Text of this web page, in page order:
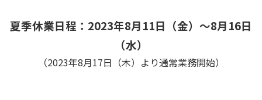
夏季休業日程：2023年8月11日（金）～8月16日
（水）
（2023年8月17日（木）より通常業務開始）